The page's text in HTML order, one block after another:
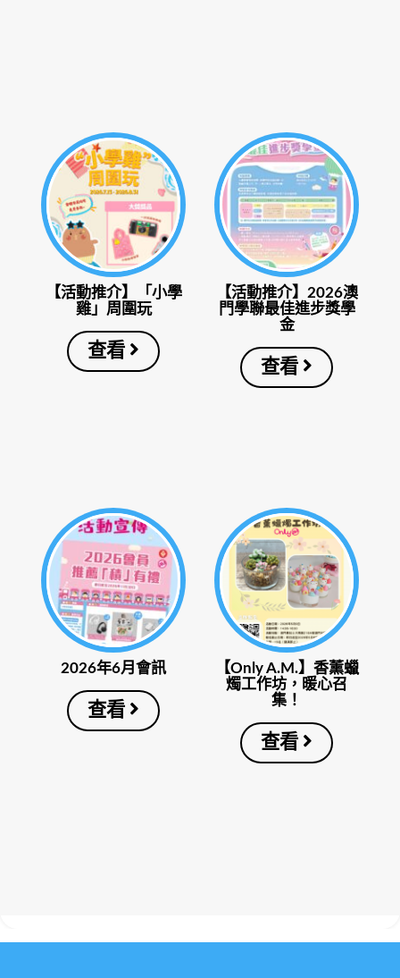
【活動推介】「小學
雞」周圍玩
查看
【活動推介】2026澳
門學聯最佳進步獎學
金
查看
2026年6月會訊
查看
【Only A.M.】香薰蠟
燭工作坊，暖心召
集！
查看